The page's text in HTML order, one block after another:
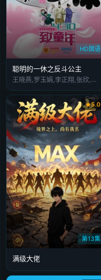
HD国语
聪明的一休之反斗公主
王晓燕,罗玉娟,李正翔,张欣,刘北辰,王晓彤,刘彬
第13集
5.0
满级大佬